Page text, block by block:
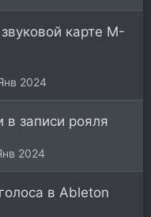
карте M-
2024
записи рояля
2024
в Ableton